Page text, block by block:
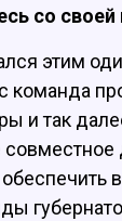
со своей
этим
команда
и так